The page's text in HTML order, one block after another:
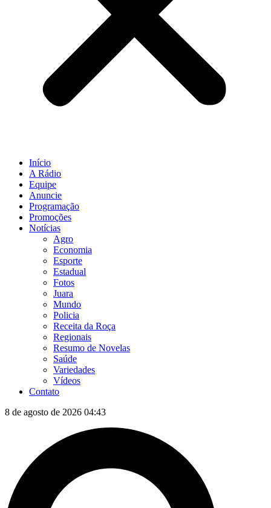
Início
A Rádio
Equipe
Anuncie
Programação
Promoções
Notícias
Agro
Economia
Esporte
Estadual
Fotos
Juara
Mundo
Policia
Receita da Roça
Regionais
Resumo de Novelas
Saúde
Variedades
Vídeos
Contato
8 de agosto de 2026 04:43